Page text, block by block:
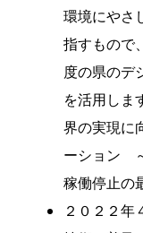
環境にやさ
指すもので
度の県のデ
を活用しま
界の実現に
ーション
稼働停止の
２０２２年